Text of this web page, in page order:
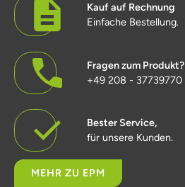
Kauf auf Rechnung
Einfache Bestellung.
Fragen zum Produkt?
+49 208 - 37739770
Bester Service,
für unsere Kunden.
MEHR ZU EPM